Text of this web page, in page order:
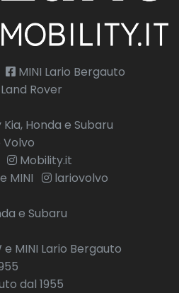
MINI Lario Bergauto
Rover
Honda e Subaru
Volvo
Mobility.it
MINI
lariovolvo
e Subaru
MINI Lario Bergauto
dal 1955